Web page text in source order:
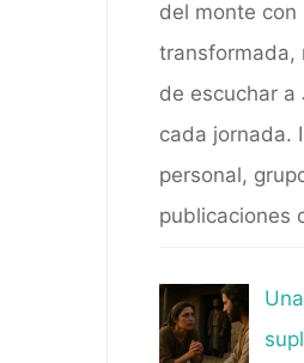
del monte con
transformada,
de escuchar a
cada jornada.
personal,
publicaciones